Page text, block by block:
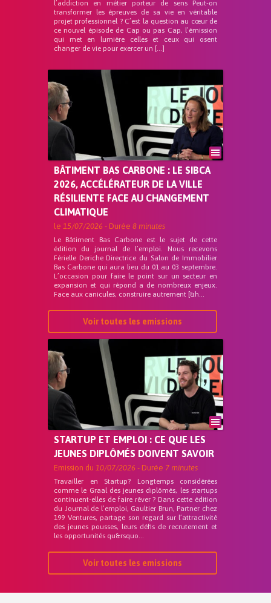
l’addiction en métier porteur de sens Peut-on
transformer les épreuves de sa vie en véritable
projet professionnel ? C’est la question au cœur de
ce nouvel épisode de Cap ou pas Cap, l’émission
qui met en lumière celles et ceux qui osent
changer de vie pour exercer un […]
BÂTIMENT BAS CARBONE : LE SIBCA
2026, ACCÉLÉRATEUR DE LA VILLE
RÉSILIENTE FACE AU CHANGEMENT
CLIMATIQUE
le 15/07/2026 - Durée 8 minutes
Le Bâtiment Bas Carbone est le sujet de cette
édition du journal de l’emploi. Nous recevons
Férielle Deriche Directrice du Salon de Immobilier
Bas Carbone qui aura lieu du 01 au 03 septembre.
L’occasion pour faire le point sur un secteur en
expansion et qui répond a de nombreux enjeux.
Face aux canicules, construire autrement [&h...
Voir toutes les emissions
STARTUP ET EMPLOI : CE QUE LES
JEUNES DIPLÔMÉS DOIVENT SAVOIR
Emission du 10/07/2026 - Durée 7 minutes
Travailler en Startup? Longtemps considérées
comme le Graal des jeunes diplômés, les startups
continuent-elles de faire rêver ? Dans cette édition
du Journal de l’emploi, Gaultier Brun, Partner chez
199 Ventures, partage son regard sur l’attractivité
des jeunes pousses, leurs défis de recrutement et
les opportunités qu&rsquo...
Voir toutes les emissions